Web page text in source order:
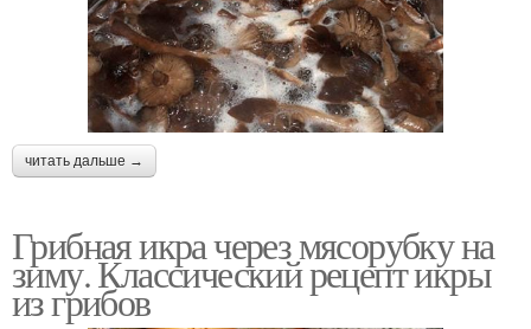
читать дальше →
Грибная икра через мясорубку на
зиму. Классический рецепт икры
из грибов